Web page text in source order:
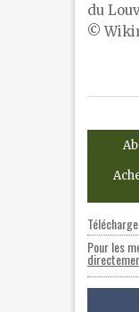
du
©
Pour les